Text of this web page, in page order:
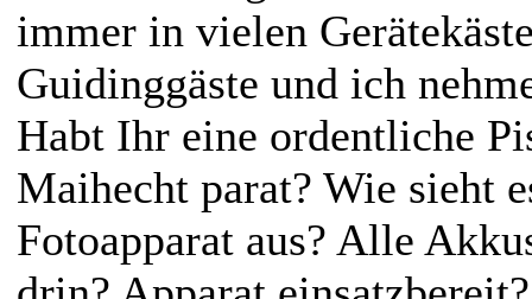
immer in vielen
Guidinggäste und ich
Habt Ihr eine ordentliche
Maihecht parat? Wie sieht
Fotoapparat aus? Alle